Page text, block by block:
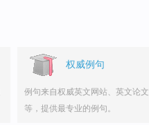
权威例句
例句来自权威英文网站、英文论文
等，提供最专业的例句。